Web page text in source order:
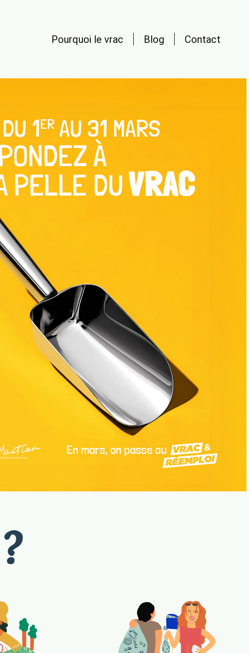
Pourquoi le vrac Blog Contact